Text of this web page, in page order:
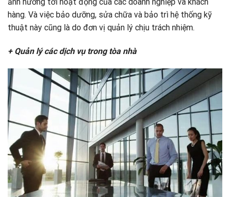
hàng. Và việc bảo dưỡng, sửa chữa và bảo trì hệ thống kỹ
thuật này cũng là do đơn vị quản lý chịu trách nhiệm.
+ Quản lý các dịch vụ trong tòa nhà